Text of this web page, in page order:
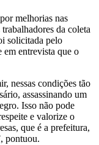
melhorias nas
da coleta
solicitada pelo
entrevista que o
nessas condições tão
assassinando um
Isso não pode
e valorize o
que é a prefeitura,
pontuou.